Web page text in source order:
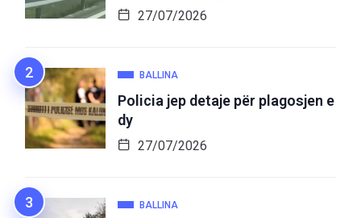
27/07/2026
BALLINA
Policia jep detaje për plagosjen e
dy
27/07/2026
BALLINA